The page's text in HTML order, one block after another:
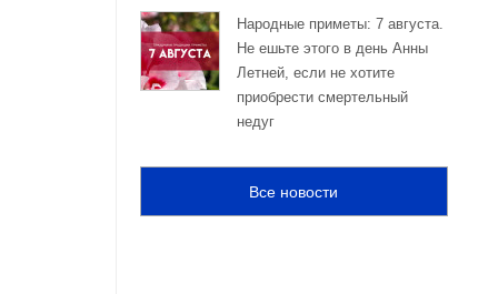
Народные приметы: 7 августа.
Не ешьте этого в день Анны
Летней, если не хотите
приобрести смертельный
недуг
Все новости